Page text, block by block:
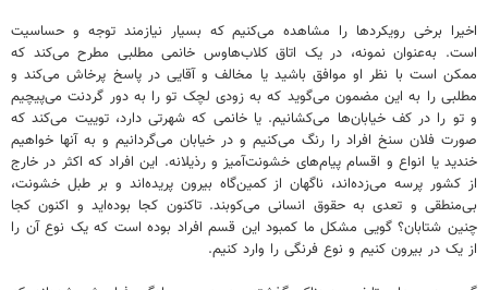
اخیرا برخی رویکردها را مشاهده می‌کنیم که بسیار نیازمند توجه و حساسیت
است. به‌عنوان نمونه، در یک اتاق کلاب‌هاوس خانمی مطلبی مطرح می‌کند که
ممکن است با نظر او موافق باشید یا مخالف و آقایی در پاسخ پرخاش می‌کند و
مطلبی را به این مضمون می‌گوید که به زودی لچک تو را به دور گردنت می‌پیچیم
و تو را در کف خیابان‌ها می‌کشانیم. یا خانمی که شهرتی دارد، توییت می‌کند که
صورت فلان سنخ افراد را رنگ می‌کنیم و در خیابان می‌گردانیم و به آنها خواهیم
خندید یا انواع و اقسام پیام‌های خشونت‌آمیز و رذیلانه. این افراد که اکثر در خارج
از کشور پرسه می‌زده‌اند، ناگهان از کمین‌گاه بیرون پریده‌اند و بر طبل خشونت،
بی‌منطقی و تعدی به حقوق انسانی می‌کوبند. تاکنون کجا بوده‌اید و اکنون کجا
چنین شتابان؟ گویی مشکل ما کمبود این قسم افراد بوده است که یک نوع آن را
از یک در بیرون کنیم و نوع فرنگی را وارد کنیم.